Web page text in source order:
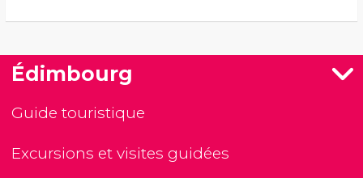
Édimbourg
Guide touristique
Excursions et visites guidées